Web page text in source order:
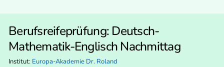
Berufsreifeprüfung: Deutsch-
Mathematik-Englisch Nachmittag
Institut: Europa-Akademie Dr. Roland